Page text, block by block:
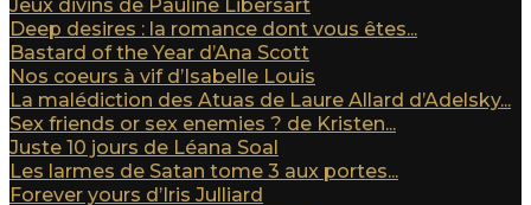
Jeux divins de Pauline Libersart
Deep desires : la romance dont vous êtes...
Bastard of the Year d’Ana Scott
Nos coeurs à vif d’Isabelle Louis
La malédiction des Atuas de Laure Allard d’Adelsky...
Sex friends or sex enemies ? de Kristen...
Juste 10 jours de Léana Soal
Les larmes de Satan tome 3 aux portes...
Forever yours d’Iris Julliard